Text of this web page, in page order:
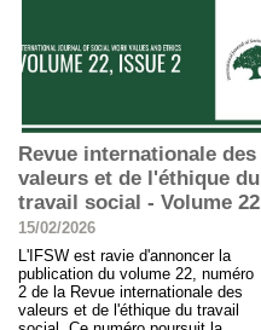
Revue internationale des
valeurs et de l'éthique du
travail social - Volume 22
15/02/2026
L'IFSW est ravie d'annoncer la
publication du volume 22, numéro
2 de la Revue internationale des
valeurs et de l'éthique du travail